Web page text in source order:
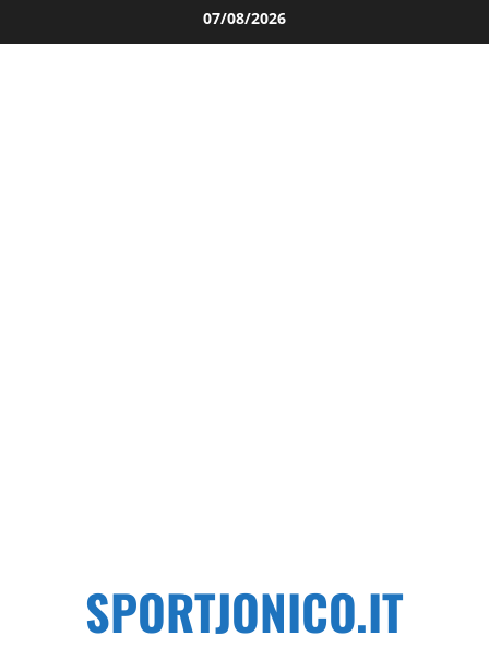
al
07/08/2026
SPORTJONICO.IT